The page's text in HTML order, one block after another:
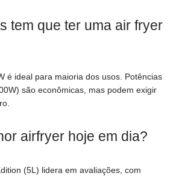
tem que ter uma air fryer
é ideal para maioria dos usos. Potências
são econômicas, mas podem exigir
airfryer hoje em dia?
(5L) lidera em avaliações, com